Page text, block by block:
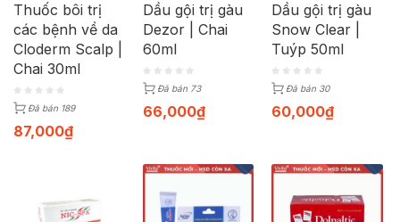
Thuốc bôi trị
các bệnh về da
Cloderm Scalp |
Chai 30ml
Đã bán 189
87,000₫
Dầu gội trị gàu
Dezor | Chai
60ml
Đã bán 73
66,000₫
Dầu gội trị gàu
Snow Clear |
Tuýp 50ml
Đã bán 30
60,000₫